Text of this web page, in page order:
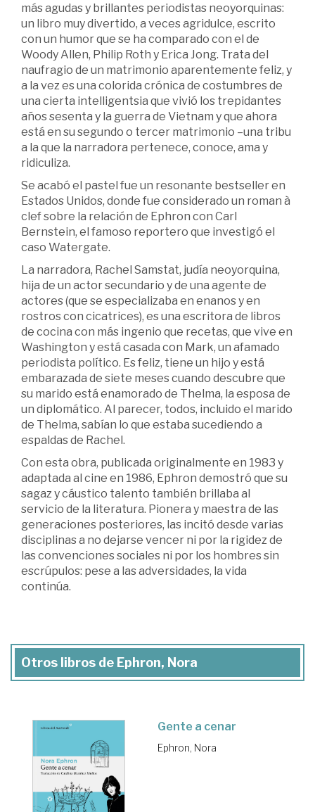
más agudas y brillantes periodistas neoyorquinas:
un libro muy divertido, a veces agridulce, escrito
con un humor que se ha comparado con el de
Woody Allen, Philip Roth y Erica Jong. Trata del
naufragio de un matrimonio aparentemente feliz, y
a la vez es una colorida crónica de costumbres de
una cierta intelligentsia que vivió los trepidantes
años sesenta y la guerra de Vietnam y que ahora
está en su segundo o tercer matrimonio –una tribu
a la que la narradora pertenece, conoce, ama y
ridiculiza.
Se acabó el pastel fue un resonante bestseller en
Estados Unidos, donde fue considerado un roman à
clef sobre la relación de Ephron con Carl
Bernstein, el famoso reportero que investigó el
caso Watergate.
La narradora, Rachel Samstat, judía neoyorquina,
hija de un actor secundario y de una agente de
actores (que se especializaba en enanos y en
rostros con cicatrices), es una escritora de libros
de cocina con más ingenio que recetas, que vive en
Washington y está casada con Mark, un afamado
periodista político. Es feliz, tiene un hijo y está
embarazada de siete meses cuando descubre que
su marido está enamorado de Thelma, la esposa de
un diplomático. Al parecer, todos, incluido el marido
de Thelma, sabían lo que estaba sucediendo a
espaldas de Rachel.
Con esta obra, publicada originalmente en 1983 y
adaptada al cine en 1986, Ephron demostró que su
sagaz y cáustico talento también brillaba al
servicio de la literatura. Pionera y maestra de las
generaciones posteriores, las incitó desde varias
disciplinas a no dejarse vencer ni por la rigidez de
las convenciones sociales ni por los hombres sin
escrúpulos: pese a las adversidades, la vida
continúa.
Otros libros de Ephron, Nora
Gente a cenar
Ephron, Nora